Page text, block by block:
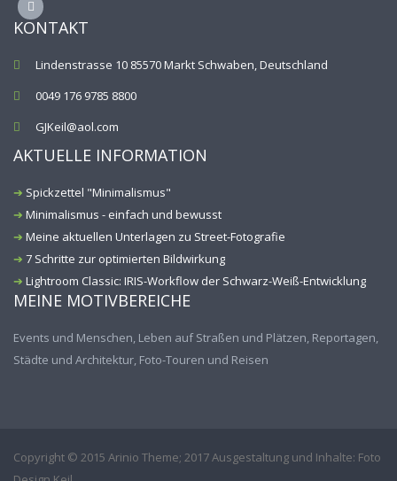
KONTAKT
Lindenstrasse 10 85570 Markt Schwaben, Deutschland
0049 176 9785 8800
GJKeil@aol.com
AKTUELLE INFORMATION
Spickzettel "Minimalismus"
Minimalismus - einfach und bewusst
Meine aktuellen Unterlagen zu Street-Fotografie
7 Schritte zur optimierten Bildwirkung
Lightroom Classic: IRIS-Workflow der Schwarz-Weiß-Entwicklung
MEINE MOTIVBEREICHE
Events und Menschen, Leben auf Straßen und Plätzen, Reportagen,
Städte und Architektur, Foto-Touren und Reisen
Copyright © 2015 Arinio Theme; 2017 Ausgestaltung und Inhalte: Foto